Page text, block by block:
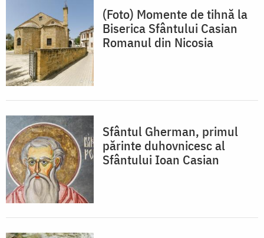
(Foto) Momente de tihnă la
Biserica Sfântului Casian
Romanul din Nicosia
Sfântul Gherman, primul
părinte duhovnicesc al
Sfântului Ioan Casian